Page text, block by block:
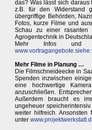
das? Was lässt sich
z.B. für den Widerstand
übergriffige Behörden,
Fotos, kurze Filme und
Schau zu einer
Agrogentechnik in
Mehr Infos und
Mehr Filme in Planung …
Die Filmschneideecke in
Spenden inzwischen
eine hochwertige
anzuschließen.
Außerdem braucht es
ungeheuer
weiter hilfreich. Ansonsten
unter